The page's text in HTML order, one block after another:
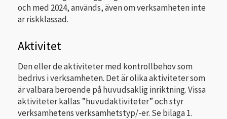
och med 2024, används, även om verksamheten inte
är riskklassad.
Aktivitet
Den eller de aktiviteter med kontrollbehov som
bedrivs i verksamheten. Det är olika aktiviteter som
är valbara beroende på huvudsaklig inriktning. Vissa
aktiviteter kallas ”huvudaktiviteter” och styr
verksamhetens verksamhetstyp/-er. Se bilaga 1.